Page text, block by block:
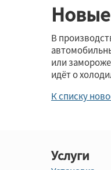
Новые
В
или
идёт о
К списку
Услуги